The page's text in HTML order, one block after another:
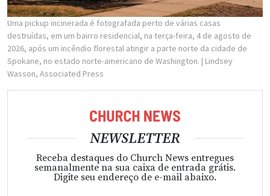
Uma pickup incinerada é fotografada perto de várias casas
destruídas, em um bairro residencial, na terça-feira, 4 de agosto de
2026, após um incêndio florestal atingir a parte norte da cidade de
Spokane, no estado norte-americano de Washington. | Lindsey
Wasson, Associated Press
NEWSLETTER
Receba destaques do Church News entregues
semanalmente na sua caixa de entrada grátis.
Digite seu endereço de e-mail abaixo.